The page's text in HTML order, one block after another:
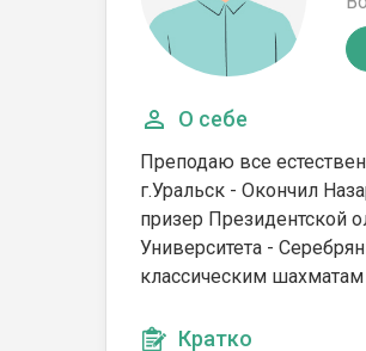
О себе
Преподаю все
г.Уральск - Окончил
призер Президентской
Университета -
классическим
Кратко